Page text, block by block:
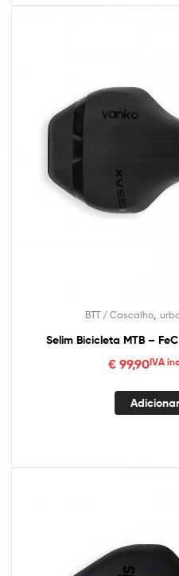
BTT / Cascalho
Selim Bicicleta MTB –
€ 99,90IVA
Adicionar